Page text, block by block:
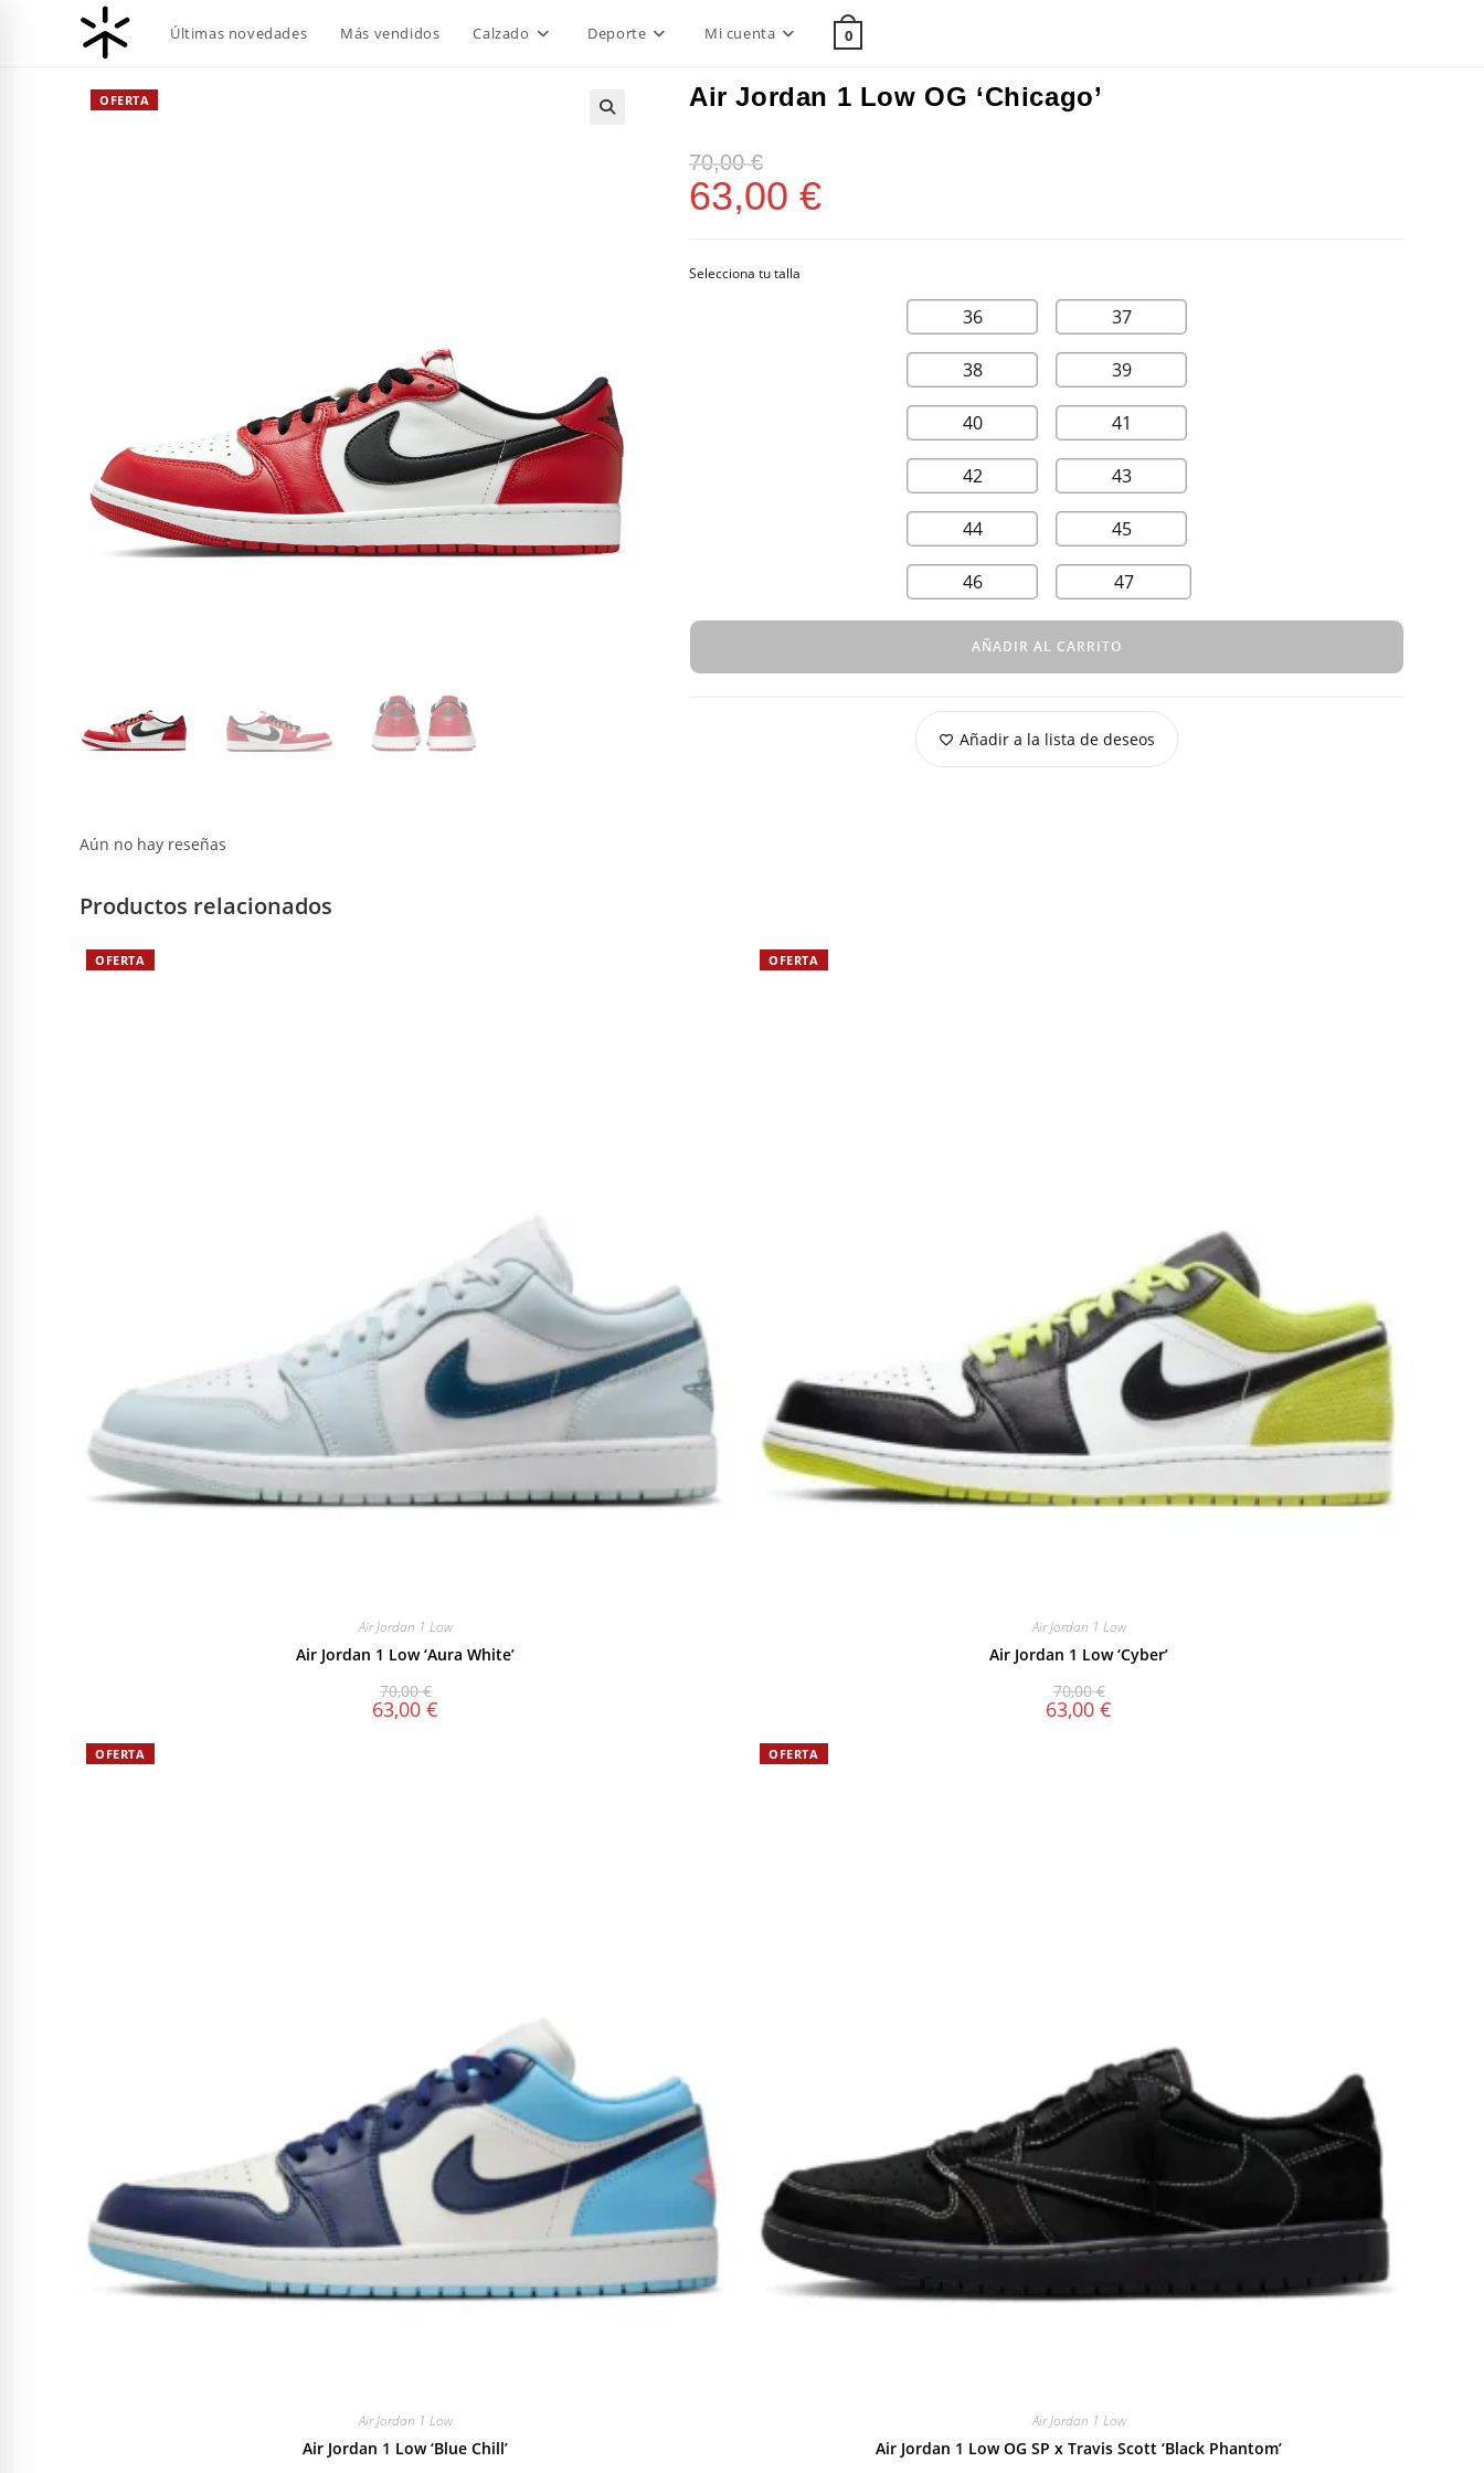
Últimas novedades Más vendidos Calzado Deporte Mi cuenta 0
OFERTA Air Jordan 1 Low OG ‘Chicago’
70,00€
63,00 €
36 37
38 39
40 41
42 43
44 45
46 47
AÑADIR AL CARRITO
Añadir a la lista de deseos
Aún no hay reseñas
Productos relacionados
OFERTA
Air Jordan 1 Low
Air Jordan 1 Low ‘Aura White’
70,00€
63,00 €
OFERTA
Air Jordan 1 Low
Air Jordan 1 Low ‘Cyber’
70,00€
63,00 €
OFERTA
Air Jordan 1 Low
Air Jordan 1 Low ‘Blue Chill’
OFERTA
Air Jordan 1 Low
Air Jordan 1 Low OG SP x Travis Scott ‘Black Phantom’